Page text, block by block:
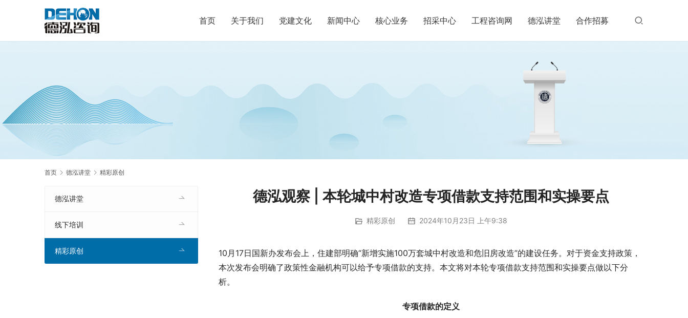
首页 关于我们 党建文化 新闻中心 核心业务 招采中心 工程咨询网 德泓讲堂 合作招募
首页 德泓讲堂 精彩原创
德泓观察 | 本轮城中村改造专项借款支持范围和实操要点
精彩原创 2024年10月23日 上午9:38
10月17日国新办发布会上，住建部明确“新增实施100万套城中村改造和危旧房改造”的建设任务。对于资金支持政策，
本次发布会明确了政策性金融机构可以给予专项借款的支持。本文将对本轮专项借款支持范围和实操要点做以下分
析。
专项借款的定义
德泓讲堂
线下培训
精彩原创